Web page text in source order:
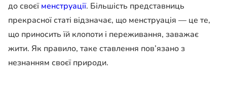
до своєїменструації. Більшість представниць
прекрасної статі відзначає, що менструація — це те,
що приносить їй клопоти і переживання, заважає
жити. Як правило, таке ставлення пов’язано з
незнанням своєї природи.